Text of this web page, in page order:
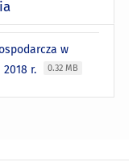
w
r.
0.32 MB